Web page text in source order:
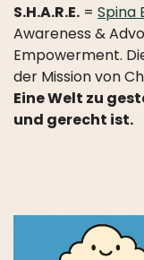
S.H.A.R.E. = Spina
Awareness &
Empowerment.
der Mission von
Eine Welt zu
und gerecht ist.